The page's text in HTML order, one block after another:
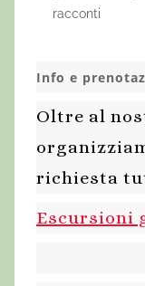
racconti
Info e
Oltre al
richiesta
Escursioni